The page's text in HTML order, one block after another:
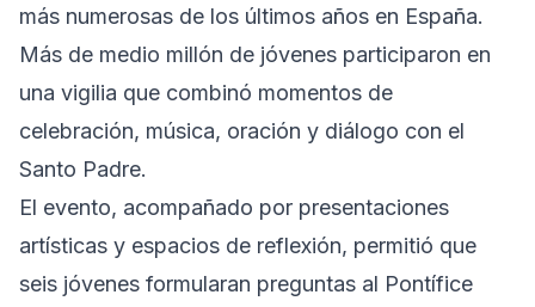
más numerosas de los últimos años en España.
Más de medio millón de jóvenes participaron en
una vigilia que combinó momentos de
celebración, música, oración y diálogo con el
Santo Padre.
El evento, acompañado por presentaciones
artísticas y espacios de reflexión, permitió que
seis jóvenes formularan preguntas al Pontífice